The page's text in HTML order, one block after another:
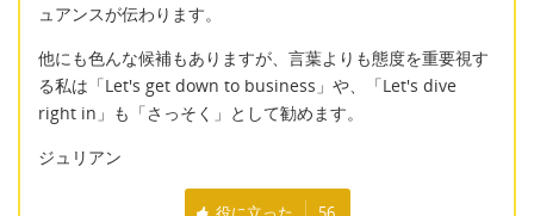
ュアンスが伝わります。
他にも色んな候補もありますが、言葉よりも態度を重要視す
る私は「Let's get down to business」や、「Let's dive
right in」も「さっそく」として勧めます。
ジュリアン